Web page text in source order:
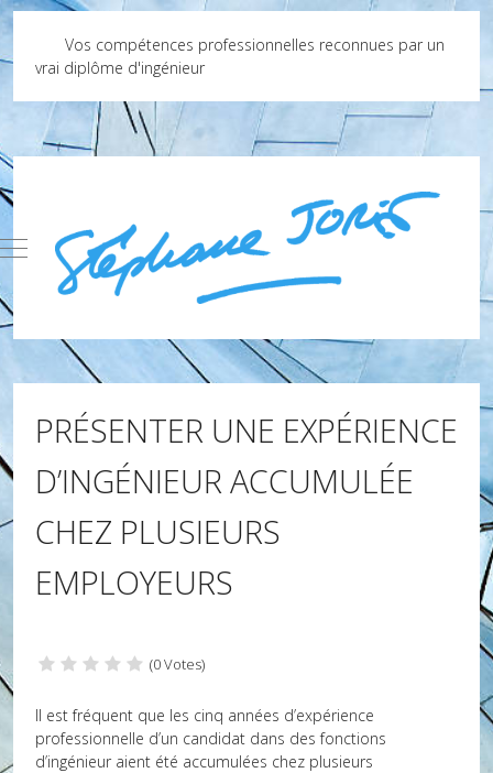
Vos compétences professionnelles reconnues par un
vrai diplôme d'ingénieur
Mobile Menu Toggle
PRÉSENTER UNE EXPÉRIENCE
D’INGÉNIEUR ACCUMULÉE
CHEZ PLUSIEURS
EMPLOYEURS
(0 Votes)
Il est fréquent que les cinq années d’expérience
professionnelle d’un candidat dans des fonctions
d’ingénieur aient été accumulées chez plusieurs